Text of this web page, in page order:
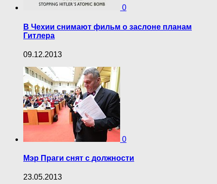
0
В Чехии снимают фильм о заслоне планам
Гитлера
09.12.2013
0
Мэр Праги снят с должности
23.05.2013